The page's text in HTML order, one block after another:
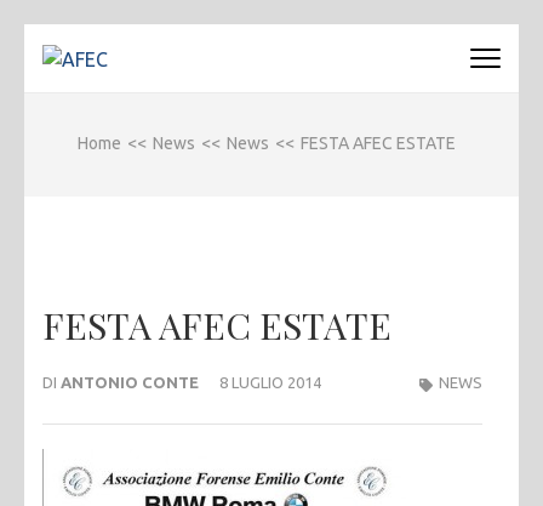
Home << News << News << FESTA AFEC ESTATE
FESTA AFEC ESTATE
DI ANTONIO CONTE 8 LUGLIO 2014 NEWS